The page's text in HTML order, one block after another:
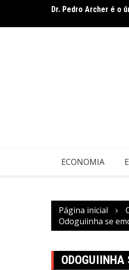
o
Documentário
ECONOMIA
Página inicial
Odoguiinha se
ODOGUIINHA